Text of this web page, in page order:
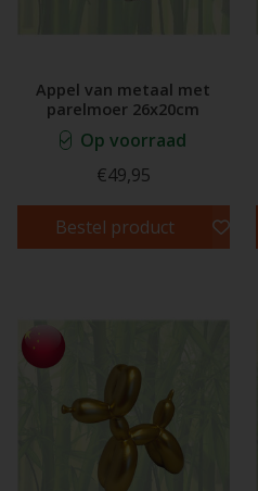
Appel van metaal met
parelmoer 26x20cm
Op voorraad
€49,95
Bestel product